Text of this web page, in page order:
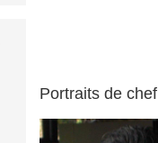
Portraits de chef